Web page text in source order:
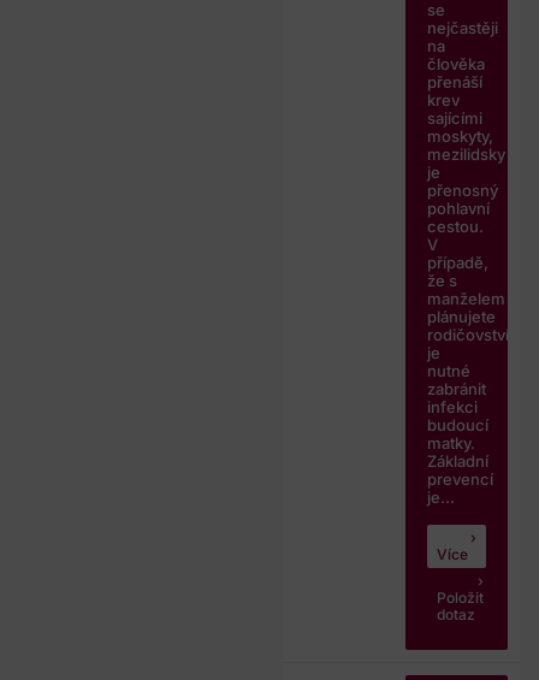
se
nejčastěji
na
člověka
přenáší
krev
sajícími
moskyty,
mezilidsky
je
přenosný
pohlavní
cestou.
V
případě,
že s
manželem
plánujete
rodičovství,
je
nutné
zabránit
infekci
budoucí
matky.
Základní
prevencí
je...
Více
Položit
dotaz